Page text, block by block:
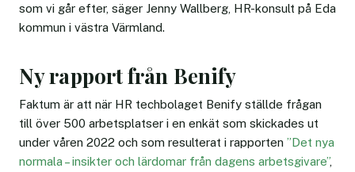
som vi går efter, säger Jenny Wallberg, HR-konsult på Eda
kommun i västra Värmland.
Ny rapport från Benify
Faktum är att när HR techbolaget Benify ställde frågan
till över 500 arbetsplatser i en enkät som skickades ut
under våren 2022 och som resulterat i rapporten ”Det nya
normala – insikter och lärdomar från dagens arbetsgivare”,